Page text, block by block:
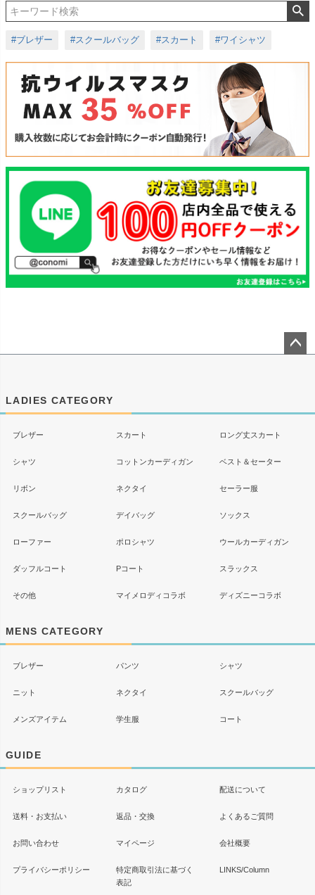
#ブレザー #スクールバッグ #スカート #ワイシャツ
LADIES CATEGORY
ブレザー スカート ロング丈スカート
シャツ コットンカーディガン ベスト＆セーター
リボン ネクタイ セーラー服
スクールバッグ デイバッグ ソックス
ローファー ポロシャツ ウールカーディガン
ダッフルコート Pコート スラックス
その他 マイメロディコラボ ディズニーコラボ
MENS CATEGORY
ブレザー パンツ シャツ
ニット ネクタイ スクールバッグ
メンズアイテム 学生服 コート
GUIDE
ショップリスト カタログ 配送について
送料・お支払い 返品・交換 よくあるご質問
お問い合わせ マイページ 会社概要
プライバシーポリシー
特定商取引法に基づく
表記
LINKS/Column